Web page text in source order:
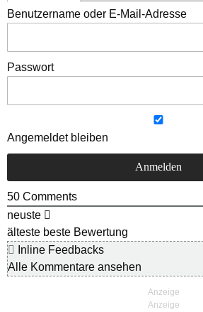
Benutzername oder E-Mail-Adresse
Passwort
Angemeldet bleiben
50 Comments
neuste
älteste beste Bewertung
Inline Feedbacks
Alle Kommentare ansehen